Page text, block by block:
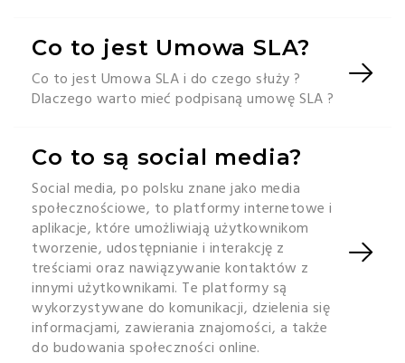
Co to jest Umowa SLA?
Co to jest Umowa SLA i do czego służy ?
Dlaczego warto mieć podpisaną umowę SLA ?
Co to są social media?
Social media, po polsku znane jako media
społecznościowe, to platformy internetowe i
aplikacje, które umożliwiają użytkownikom
tworzenie, udostępnianie i interakcję z
treściami oraz nawiązywanie kontaktów z
innymi użytkownikami. Te platformy są
wykorzystywane do komunikacji, dzielenia się
informacjami, zawierania znajomości, a także
do budowania społeczności online.